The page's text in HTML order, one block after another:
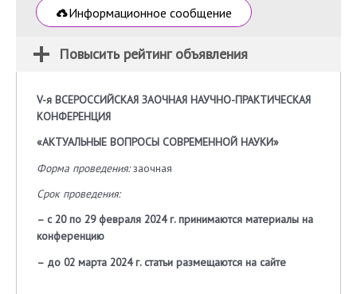
Информационное сообщение
Повысить рейтинг объявления
V-я ВСЕРОССИЙСКАЯ ЗАОЧНАЯ НАУЧНО-ПРАКТИЧЕСКАЯ
КОНФЕРЕНЦИЯ
«АКТУАЛЬНЫЕ ВОПРОСЫ СОВРЕМЕННОЙ НАУКИ»
Форма проведения:заочная
Срок проведения:
– с 20 по 29 февраля 2024 г. принимаются материалы на
конференцию
– до 02 марта 2024 г. статьи размещаются на сайте